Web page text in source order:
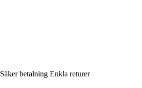
Säker betalning Enkla returer